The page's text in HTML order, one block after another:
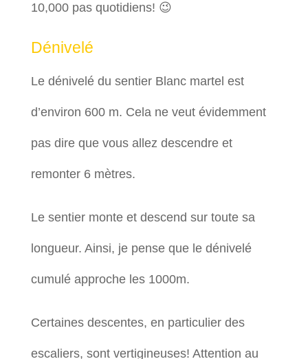
10,000 pas quotidiens! 😉
Dénivelé
Le dénivelé du sentier Blanc martel est
d’environ 600 m. Cela ne veut évidemment
pas dire que vous allez descendre et
remonter 6 mètres.
Le sentier monte et descend sur toute sa
longueur. Ainsi, je pense que le dénivelé
cumulé approche les 1000m.
Certaines descentes, en particulier des
escaliers, sont vertigineuses! Attention au